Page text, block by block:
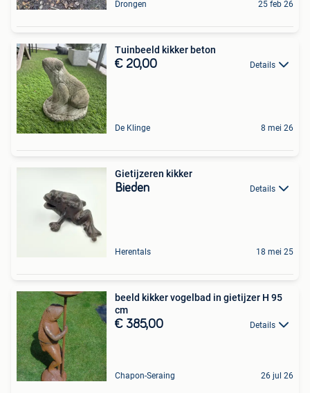
Drongen 25 feb 26
Tuinbeeld kikker beton
€ 20,00 Details
De Klinge 8 mei 26
Gietijzeren kikker
Bieden Details
Herentals 18 mei 25
beeld kikker vogelbad in gietijzer H 95
cm
€ 385,00 Details
Chapon-Seraing 26 jul 26